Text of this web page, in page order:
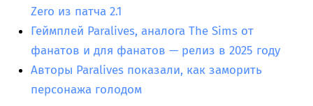
Zero из патча 2.1
Геймплей Paralives, аналога The Sims от
фанатов и для фанатов — релиз в 2025 году
Авторы Paralives показали, как заморить
персонажа голодом